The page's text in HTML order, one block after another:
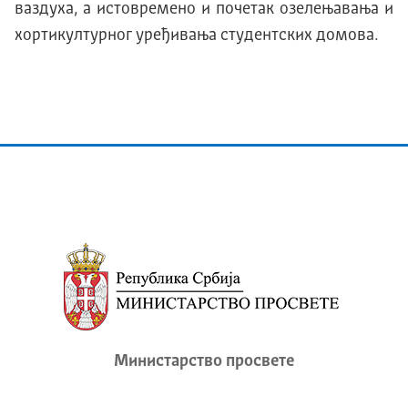
ваздуха, а истовремено и почетак озелењавања и
хортикултурног уређивања студентских домова.
Министарство просвете